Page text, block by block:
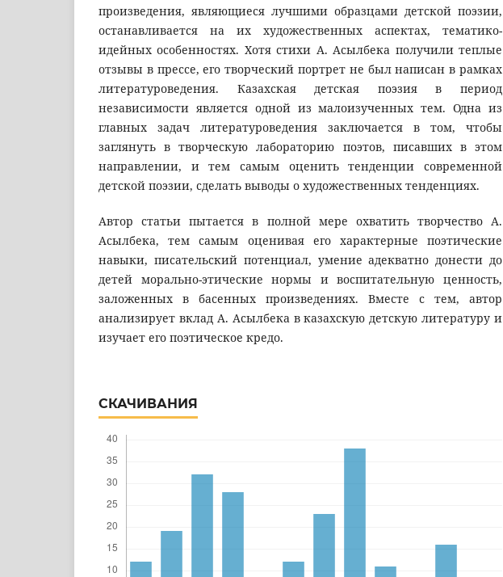
произведения, являющиеся лучшими образцами детской поэзии,
останавливается на их художественных аспектах, тематико-
идейных особенностях. Хотя стихи А. Асылбека получили теплые
отзывы в прессе, его творческий портрет не был написан в рамках
литературоведения. Казахская детская поэзия в период
независимости является одной из малоизученных тем. Одна из
главных задач литературоведения заключается в том, чтобы
заглянуть в творческую лабораторию поэтов, писавших в этом
направлении, и тем самым оценить тенденции современной
детской поэзии, сделать выводы о художественных тенденциях.
Автор статьи пытается в полной мере охватить творчество А.
Асылбека, тем самым оценивая его характерные поэтические
навыки, писательский потенциал, умение адекватно донести до
детей морально-этические нормы и воспитательную ценность,
заложенных в басенных произведениях. Вместе с тем, автор
анализирует вклад А. Асылбека в казахскую детскую литературу и
изучает его поэтическое кредо.
СКАЧИВАНИЯ